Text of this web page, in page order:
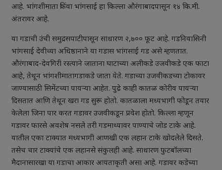
आहे. भांगशीमाता किंवा भांगसाई हा किल्ला औरंगाबादपासून १४ कि.मी.
अंतरावर आहे.
या गडाची उंची समुद्रसपाटीपासून साधारण २,७०० फूट आहे. गडनिवासिनी
भांगसाई देवीच्या अधिष्ठानाने या गडास भांगसाई गड असे म्हणतात.
औरंगाबाद-देवगिरी रस्त्याने जाताना घाटाच्या अलीकडे उजवीकडे एक फाटा
आहे, तेथून भांगशीमातागडाकडे जाता येते. गडाच्या उजवीकडच्या टोकावर
जाण्यासाठी सिमेंटच्या पायऱ्या आहेत. पुढे काही कातळ कोरीव पायऱ्या
दिसतात आणि तेथून खरा गड सुरू होतो. कातळाला मध्यभागी फोडून तयार
केलेला जिना पार करत गडावर उजवीकडून प्रवेश होतो. किल्ला म्हणून
गडावर फारसे अवशेष नसले तरी गडमाथ्यावर पाण्याचे जोड टाके आहे.
यातील एका टाक्यात मध्यभागी आणखी एक लहान टाके खोदलेले दिसते.
तसेच चार टाक्यांचे एक लहानसे संकुलही आहे. साधारण फुटबॉलच्या
मैदानासारखा या गडाचा आकार आयताकृती असा आहे. गडावर कडेच्या